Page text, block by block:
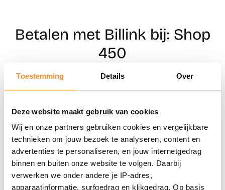
Toestemming Details Over
Deze website maakt gebruik van cookies
Wij en onze partners gebruiken cookies en vergelijkbare
technieken om jouw bezoek te analyseren, content en
advertenties te personaliseren, en jouw internetgedrag
binnen en buiten onze website te volgen. Daarbij
verwerken we onder andere je IP-adres,
apparaatinformatie, surfgedrag en klikgedrag. Op basis
Betalen met Billink bij: Shop
450
Naar winkels